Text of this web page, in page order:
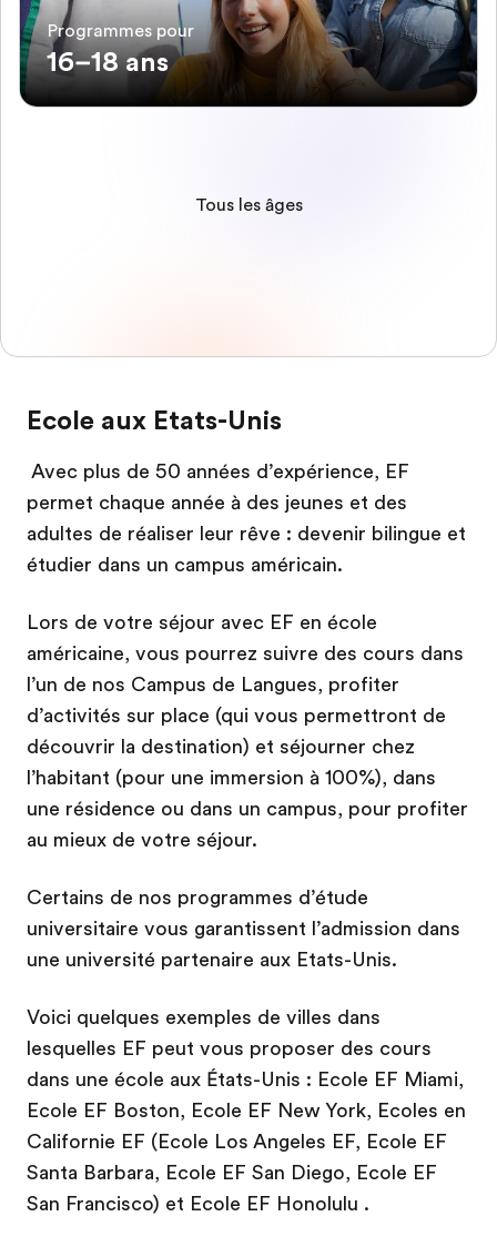
Programmes pour
16–18 ans
Tous les âges
Ecole aux Etats-Unis
Avec plus de 50 années d’expérience, EF
permet chaque année à des jeunes et des
adultes de réaliser leur rêve : devenir bilingue et
étudier dans un campus américain.
Lors de votre séjour avec EF en école
américaine, vous pourrez suivre des cours dans
l’un de nos Campus de Langues, profiter
d’activités sur place (qui vous permettront de
découvrir la destination) et séjourner chez
l’habitant (pour une immersion à 100%), dans
une résidence ou dans un campus, pour profiter
au mieux de votre séjour.
Certains de nos programmes d’étude
universitaire vous garantissent l’admission dans
une université partenaire aux Etats-Unis.
Voici quelques exemples de villes dans
lesquelles EF peut vous proposer des cours
dans une école aux États-Unis : Ecole EF Miami,
Ecole EF Boston, Ecole EF New York, Ecoles en
Californie EF (Ecole Los Angeles EF, Ecole EF
Santa Barbara, Ecole EF San Diego, Ecole EF
San Francisco) et Ecole EF Honolulu .